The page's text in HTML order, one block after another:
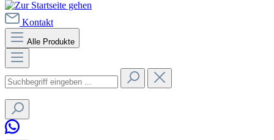
Kontakt
Alle Produkte